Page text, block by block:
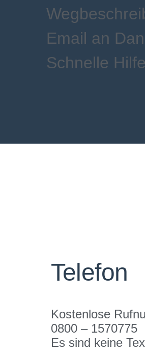
Email an
Schnelle Hilfe
Telefon
Kostenlose
0800 – 1570775
Es sind keine